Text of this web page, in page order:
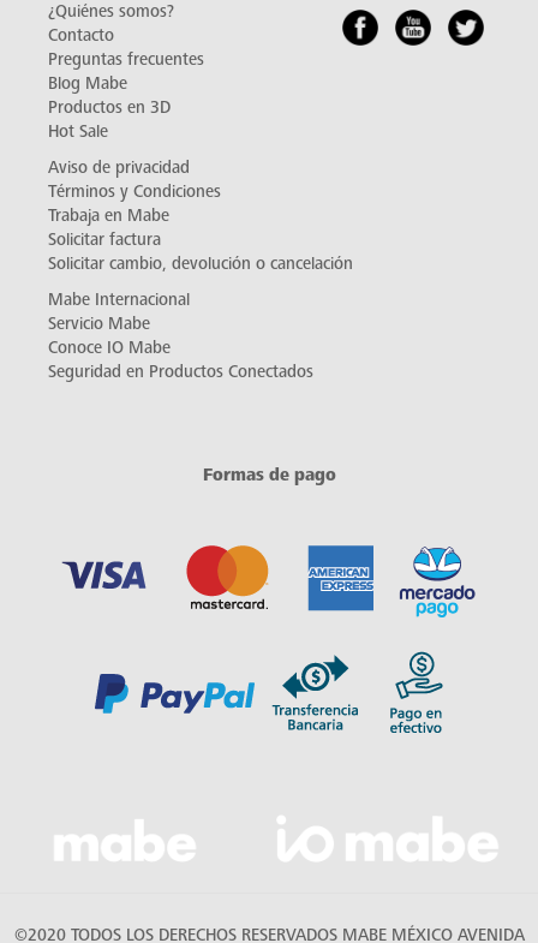
¿Quiénes somos?
Contacto
Preguntas frecuentes
Blog Mabe
Productos en 3D
Hot Sale
Aviso de privacidad
Términos y Condiciones
Trabaja en Mabe
Solicitar factura
Solicitar cambio, devolución o cancelación
Mabe Internacional
Servicio Mabe
Conoce IO Mabe
Seguridad en Productos Conectados
Formas de pago
©2020 TODOS LOS DERECHOS RESERVADOS MABE MÉXICO AVENIDA